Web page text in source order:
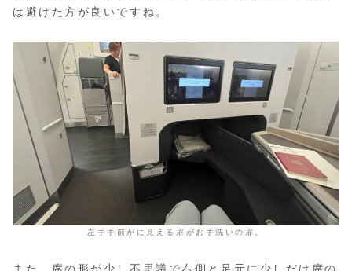
は避けた方が良いですね。
左手手前がに見える扉がお手洗いの扉。
また、席の形が少し不思議で右側と足元に少しだけ席の